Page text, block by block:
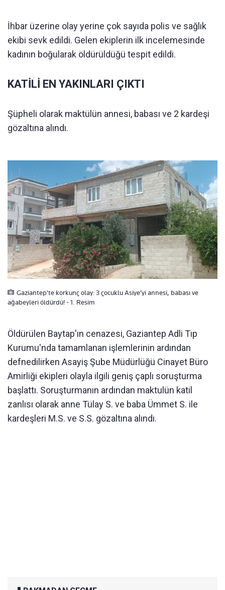
İhbar üzerine olay yerine çok sayıda polis ve sağlık
ekibi sevk edildi. Gelen ekiplerin ilk incelemesinde
kadının boğularak öldürüldüğü tespit edildi.
KATİLİ EN YAKINLARI ÇIKTI
Şüpheli olarak maktülün annesi, babası ve 2 kardeşi
gözaltına alındı.
Gaziantep'te korkunç olay: 3 çocuklu Asiye'yi annesi, babası ve
ağabeyleri öldürdü! - 1. Resim
Öldürülen Baytap'ın cenazesi, Gaziantep Adli Tıp
Kurumu'nda tamamlanan işlemlerinin ardından
defnedilirken Asayiş Şube Müdürlüğü Cinayet Büro
Amirliği ekipleri olayla ilgili geniş çaplı soruşturma
başlattı. Soruşturmanın ardından maktulün katil
zanlısı olarak anne Tülay S. ve baba Ümmet S. ile
kardeşleri M.S. ve S.S. gözaltına alındı.